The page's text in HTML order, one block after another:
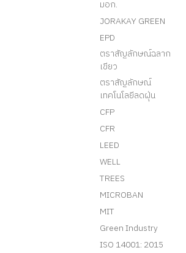
มอก.
JORAKAY GREEN
EPD
ตราสัญลักษณ์ฉลาก
เขียว
ตราสัญลักษณ์
เทคโนโลยีลดฝุ่น
CFP
CFR
LEED
WELL
TREES
MICROBAN
MIT
Green Industry
ISO 14001: 2015